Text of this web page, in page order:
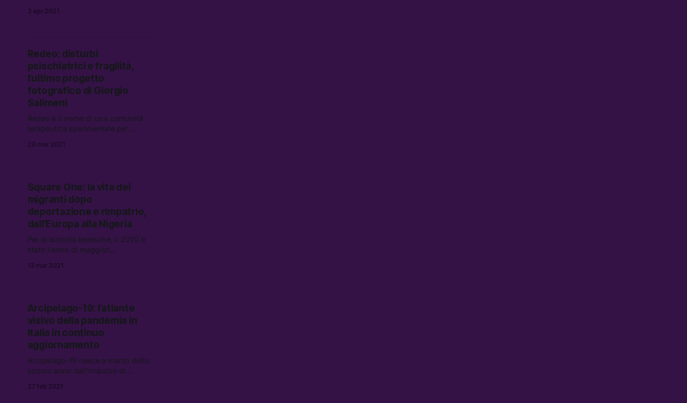
voglio rimanere libero cercando il
raccolto una serie di foto che pian
piano hanno costruito una storia
3 apr 2021
Redeo: disturbi
psischiatrici e fragilità,
l’ultimo progetto
fotografico di Giorgio
Salimeni
Redeo è il nome di una comunità
terapeutica sperimentale per
bassa e media intensità, nata nel
20 mar 2021
Square One: la vita dei
migranti dopo
deportazione e rimpatrio,
dall’Europa alla Nigeria
Per le autorità tedesche, il 2020 è
stato l’anno di maggior
operazioni: 600 nigeriani sono stati
numero dei rimpatri è salito a
12.000.
13 mar 2021
Arcipelago-19: l’atlante
visivo della pandemia in
Italia in continuo
aggiornamento
Arcipelago-19 nasce a marzo dello
scorso anno dall’impulso di
questo momento storico unico e
27 feb 2021